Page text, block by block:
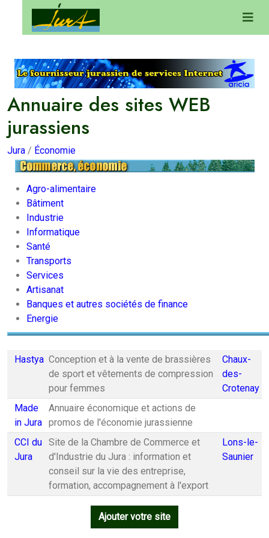
Annuaire des sites WEB
jurassiens
Jura / Économie
Agro-alimentaire
Bâtiment
Industrie
Informatique
Santé
Transports
Services
Artisanat
Banques et autres sociétés de finance
Energie
Hastya Conception et à la vente de brassières
de sport et vêtements de compression
pour femmes
Chaux-
des-
Crotenay
Made
in Jura
Annuaire économique et actions de
promos de l'économie jurassienne
CCI du
Jura
Site de la Chambre de Commerce et
d'Industrie du Jura : information et
conseil sur la vie des entreprise,
formation, accompagnement à l'export
Lons-le-
Saunier
Ajouter votre site